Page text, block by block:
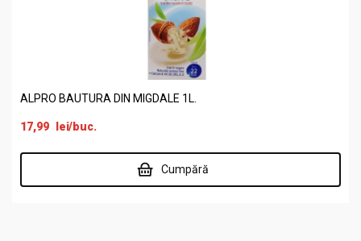
ALPRO BAUTURA DIN MIGDALE 1L.
17,99 lei/buc.
Cumpără